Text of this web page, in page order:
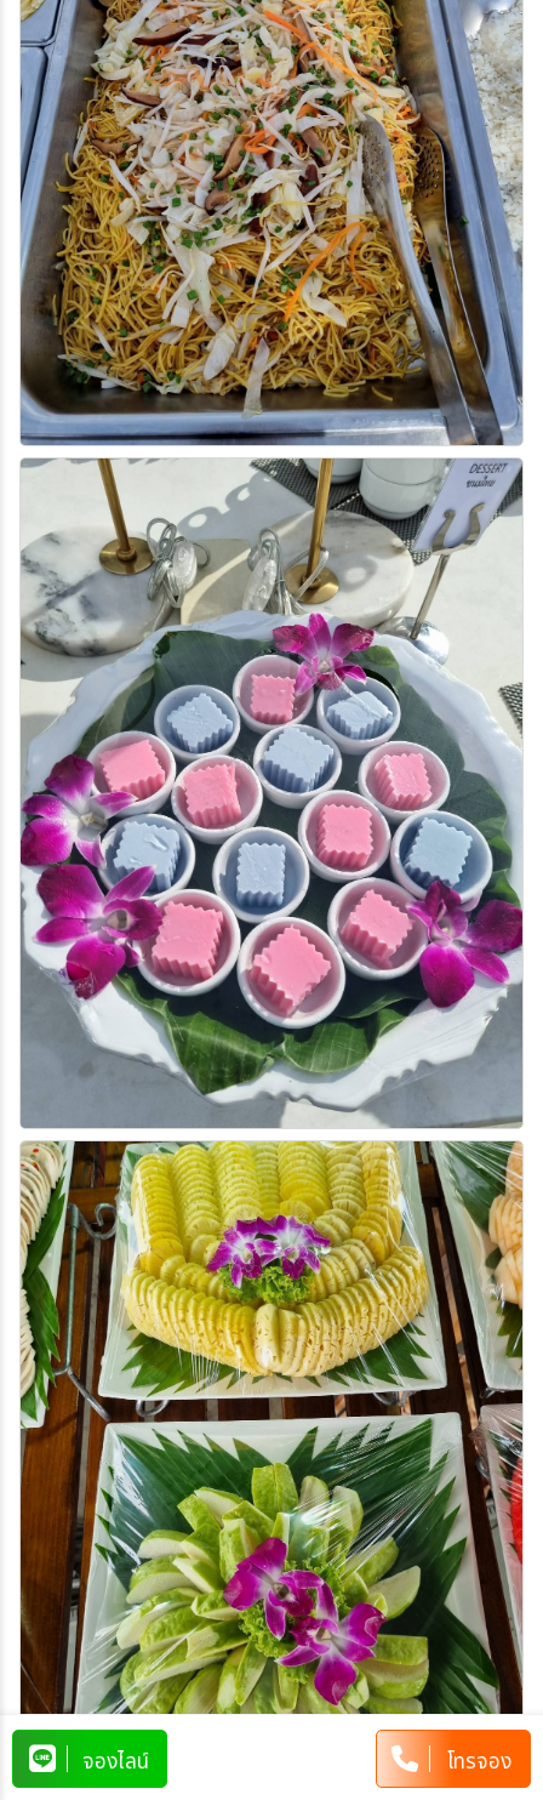
โทรจอง
จองไลน์